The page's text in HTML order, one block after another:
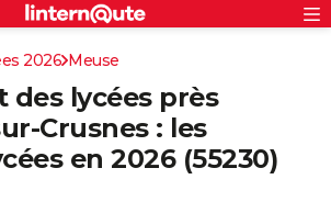
S'inscrire
Connexion
2026 Meuse
des lycées près
Crusnes : les
en 2026 (55230)